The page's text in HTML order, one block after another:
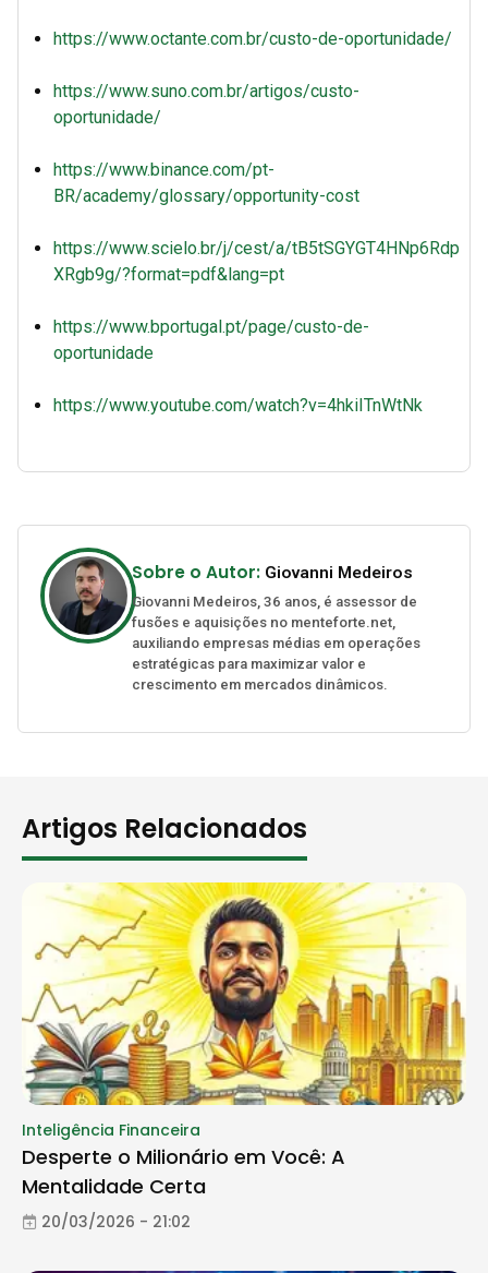
https://www.octante.com.br/custo-de-oportunidade/
https://www.suno.com.br/artigos/custo-
oportunidade/
https://www.binance.com/pt-
BR/academy/glossary/opportunity-cost
https://www.scielo.br/j/cest/a/tB5tSGYGT4HNp6Rdp
XRgb9g/?format=pdf&lang=pt
https://www.bportugal.pt/page/custo-de-
oportunidade
https://www.youtube.com/watch?v=4hkiITnWtNk
Sobre o Autor: Giovanni Medeiros
Giovanni Medeiros, 36 anos, é assessor de
fusões e aquisições no menteforte.net,
auxiliando empresas médias em operações
estratégicas para maximizar valor e
crescimento em mercados dinâmicos.
Artigos Relacionados
Inteligência Financeira
Desperte o Milionário em Você: A
Mentalidade Certa
20/03/2026 - 21:02